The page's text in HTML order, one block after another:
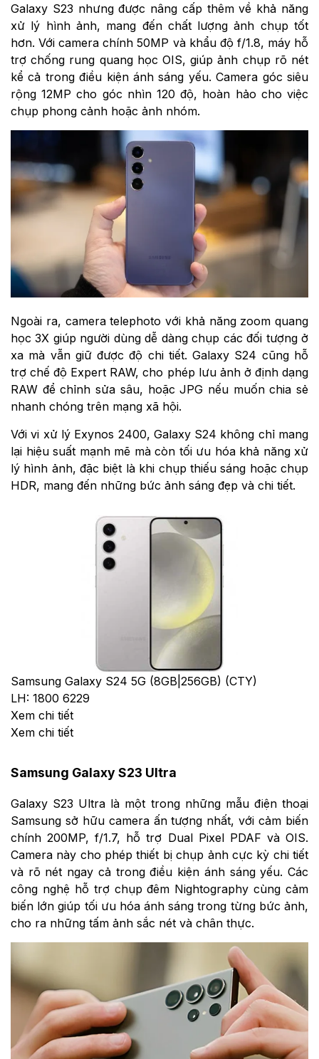
Galaxy S23 nhưng được nâng cấp thêm về khả năng
xử lý hình ảnh, mang đến chất lượng ảnh chụp tốt
hơn. Với camera chính 50MP và khẩu độ f/1.8, máy hỗ
trợ chống rung quang học OIS, giúp ảnh chụp rõ nét
kể cả trong điều kiện ánh sáng yếu. Camera góc siêu
rộng 12MP cho góc nhìn 120 độ, hoàn hảo cho việc
chụp phong cảnh hoặc ảnh nhóm.
Ngoài ra, camera telephoto với khả năng zoom quang
học 3X giúp người dùng dễ dàng chụp các đối tượng ở
xa mà vẫn giữ được độ chi tiết. Galaxy S24 cũng hỗ
trợ chế độ Expert RAW, cho phép lưu ảnh ở định dạng
RAW để chỉnh sửa sâu, hoặc JPG nếu muốn chia sẻ
nhanh chóng trên mạng xã hội.
Với vi xử lý Exynos 2400, Galaxy S24 không chỉ mang
lại hiệu suất mạnh mẽ mà còn tối ưu hóa khả năng xử
lý hình ảnh, đặc biệt là khi chụp thiếu sáng hoặc chụp
HDR, mang đến những bức ảnh sáng đẹp và chi tiết.
Samsung Galaxy S24 5G (8GB|256GB) (CTY)
LH: 1800 6229
Xem chi tiết
Xem chi tiết
Samsung Galaxy S23 Ultra
Galaxy S23 Ultra là một trong những mẫu điện thoại
Samsung sở hữu camera ấn tượng nhất, với cảm biến
chính 200MP, f/1.7, hỗ trợ Dual Pixel PDAF và OIS.
Camera này cho phép thiết bị chụp ảnh cực kỳ chi tiết
và rõ nét ngay cả trong điều kiện ánh sáng yếu. Các
công nghệ hỗ trợ chụp đêm Nightography cùng cảm
biến lớn giúp tối ưu hóa ánh sáng trong từng bức ảnh,
cho ra những tấm ảnh sắc nét và chân thực.